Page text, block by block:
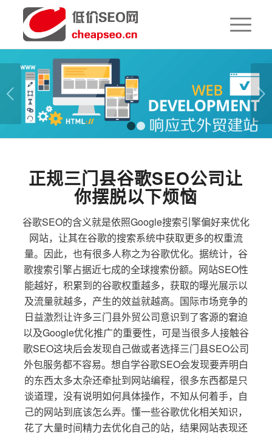
下一页
1 2
正规三门县谷歌SEO公司让
你摆脱以下烦恼
谷歌SEO的含义就是依照Google搜索引擎偏好来优化
网站，让其在谷歌的搜索系统中获取更多的权重流
量。因此，也有很多人称之为谷歌优化。据统计，谷
歌搜索引擎占据近七成的全球搜索份额。网站SEO性
能越好，积累到的谷歌权重越多，获取的曝光展示以
及流量就越多，产生的效益就越高。国际市场竞争的
日益激烈让许多三门县外贸公司意识到了客源的窘迫
以及Google优化推广的重要性，可是当很多人接触谷
歌SEO这块后会发现自己做或者选择三门县SEO公司
外包服务都不容易。想自学谷歌SEO会发现要弄明白
的东西太多太杂还牵扯到网站编程，很多东西都是只
谈道理，没有说明如何具体操作，不知从何着手，自
己的网站到底该怎么弄。懂一些谷歌优化相关知识，
花了大量时间精力去优化自己的站，结果网站表现还